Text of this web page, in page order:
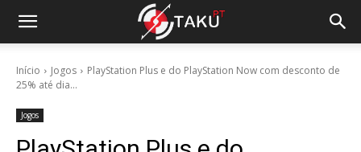
Início Jogos
PlayStation Plus e do PlayStation Now com desconto de
25% até dia...
Jogos